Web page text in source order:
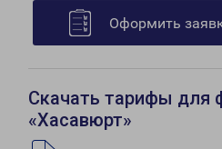
Оформить
Скачать тарифы для
«Хасавюрт»